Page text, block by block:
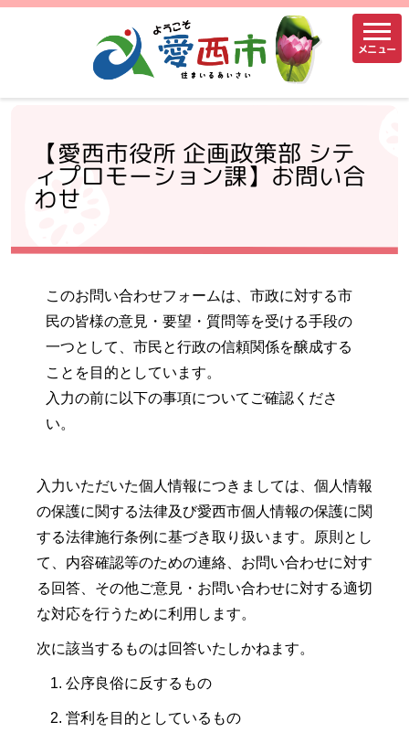
メニュー
【愛西市役所 企画政策部 シテ
ィプロモーション課】お問い合
わせ
このお問い合わせフォームは、市政に対する市
民の皆様の意見・要望・質問等を受ける手段の
一つとして、市民と行政の信頼関係を醸成する
ことを目的としています。
入力の前に以下の事項についてご確認くださ
い。
入力いただいた個人情報につきましては、個人情報
の保護に関する法律及び愛西市個人情報の保護に関
する法律施行条例に基づき取り扱います。原則とし
て、内容確認等のための連絡、お問い合わせに対す
る回答、その他ご意見・お問い合わせに対する適切
な対応を行うために利用します。
次に該当するものは回答いたしかねます。
公序良俗に反するもの
営利を目的としているもの